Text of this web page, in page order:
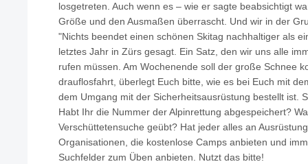
losgetreten. Auch wenn es – wie er sagte beabsichtigt
Größe und den Ausmaßen überrascht. Und wir in der
"Nichts beendet einen schönen Skitag nachhaltiger als
letztes Jahr in Zürs gesagt. Ein Satz, den wir uns alle
rufen müssen. Am Wochenende soll der große Schnee
drauflosfahrt, überlegt Euch bitte, wie es bei Euch mit
dem Umgang mit der Sicherheitsausrüstung bestellt ist.
Habt Ihr die Nummer der Alpinrettung abgespeichert?
Verschüttetensuche geübt? Hat jeder alles an
Organisationen, die kostenlose Camps anbieten und
Suchfelder zum Üben anbieten. Nutzt das bitte!